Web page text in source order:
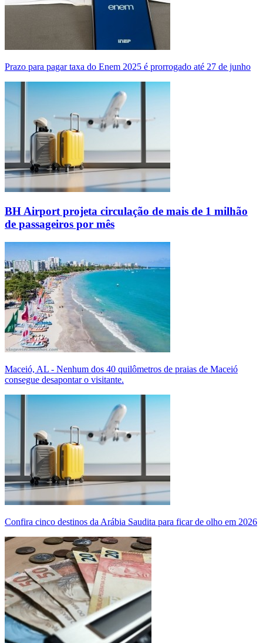
Prazo para pagar taxa do Enem 2025 é prorrogado até 27 de junho
BH Airport projeta circulação de mais de 1 milhão
de passageiros por mês
Maceió, AL - Nenhum dos 40 quilômetros de praias de Maceió
consegue desapontar o visitante.
Confira cinco destinos da Arábia Saudita para ficar de olho em 2026